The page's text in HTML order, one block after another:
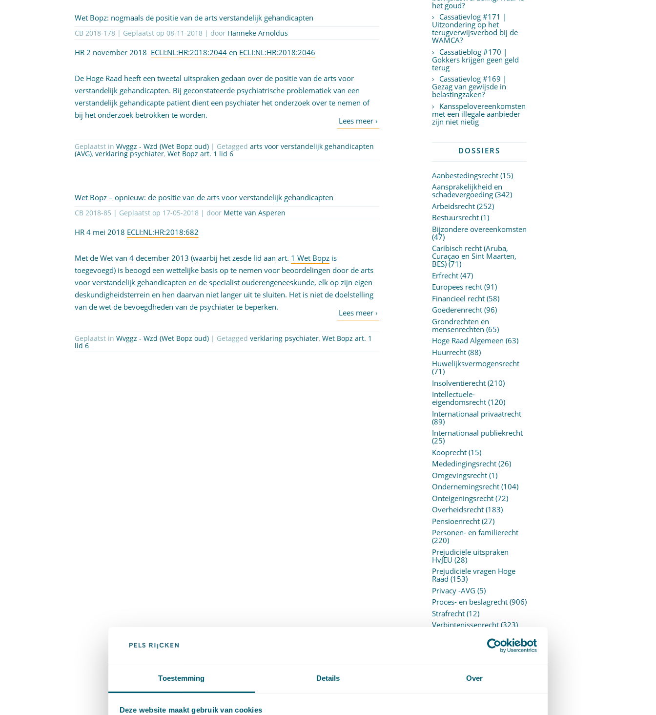
Toestemming Details Over
Deze website maakt gebruik van cookies
Wet Bopz: nogmaals de positie van de arts verstandelijk gehandicapten
CB 2018-178 | Geplaatst op08-11-2018 | door Hanneke Arnoldus
HR 2 november 2018 ECLI:NL:HR:2018:2044 en ECLI:NL:HR:2018:2046
De Hoge Raad heeft een tweetal uitspraken gedaan over de positie van de arts voor
verstandelijk gehandicapten. Bij geconstateerde psychiatrische problematiek van een
verstandelijk gehandicapte patiënt dient een psychiater het onderzoek over te nemen of
bij het onderzoek betrokken te worden.
Geplaatst inWvggz - Wzd (Wet Bopz oud) | Getaggedarts voor verstandelijk gehandicapten
(AVG),verklaring psychiater,Wet Bopz art. 1 lid 6
Wet Bopz – opnieuw: de positie van de arts voor verstandelijk gehandicapten
CB 2018-85 | Geplaatst op 17-05-2018 | door Mette van Asperen
HR 4 mei 2018 ECLI:NL:HR:2018:682
Met de Wet van 4 december 2013 (waarbij het zesde lid aan art. 1 Wet Bopz is
toegevoegd) is beoogd een wettelijke basis op te nemen voor beoordelingen door de arts
voor verstandelijk gehandicapten en de specialist ouderengeneeskunde, elk op zijn eigen
deskundigheidsterrein en hen daarvan niet langer uit te sluiten. Het is niet de doelstelling
van de wet de bevoegdheden van de psychiater te beperken.
Geplaatst inWvggz - Wzd (Wet Bopz oud) | Getaggedverklaring psychiater,Wet Bopz art. 1
lid 6
het goud?
Cassatievlog #171 |
Uitzondering op het
terugverwijsverbod bij de
WAMCA?
Cassatieblog #170 |
Gokkers krijgen geen geld
terug
Cassatievlog #169 |
Gezag van gewijsde in
belastingzaken?
Kansspelovereenkomsten
met een illegale aanbieder
zijn niet nietig
DOSSIERS
Aanbestedingsrecht(15)
Aansprakelijkheid en
schadevergoeding(342)
Arbeidsrecht(252)
Bestuursrecht(1)
Bijzondere overeenkomsten
(47)
Caribisch recht (Aruba,
Curaçao en Sint Maarten,
BES)(71)
Erfrecht(47)
Europees recht(91)
Financieel recht(58)
Goederenrecht(96)
Grondrechten en
mensenrechten (65)
Hoge Raad Algemeen (63)
Huurrecht(88)
Huwelijksvermogensrecht
(71)
Insolventierecht(210)
Intellectuele-
eigendomsrecht(120)
Internationaal privaatrecht
(89)
Internationaal publiekrecht
(25)
Kooprecht(15)
Mededingingsrecht(26)
Omgevingsrecht(1)
Ondernemingsrecht(104)
Onteigeningsrecht(72)
Overheidsrecht(183)
Pensioenrecht(27)
Personen- en familierecht
(220)
Prejudiciële uitspraken
HvJEU (28)
Prejudiciële vragen Hoge
Raad (153)
Privacy -AVG (5)
Proces- en beslagrecht(906)
Strafrecht(12)
Verbintenissenrecht(323)
Vermogensrecht algemeen
Wetgeving